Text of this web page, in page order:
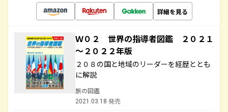
詳細を見る
Ｗ０２ 世界の指導者図鑑 ２０２１
～２０２２年版
２０８の国と地域のリーダーを経歴ととも
に解説
旅の図鑑
2021.03.18 発売